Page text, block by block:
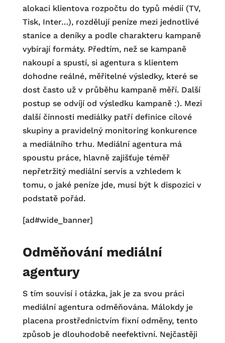
alokaci klientova rozpočtu do typů médií (TV,
Tisk, Inter…), rozdělují peníze mezi jednotlivé
stanice a deníky a podle charakteru kampaně
vybírají formáty. Předtím, než se kampaně
nakoupí a spustí, si agentura s klientem
dohodne reálné, měřitelné výsledky, které se
dost často už v průběhu kampaně měří. Další
postup se odvíjí od výsledku kampaně :). Mezi
další činnosti mediálky patří definice cílové
skupiny a pravidelný monitoring konkurence
a mediálního trhu. Mediální agentura má
spoustu práce, hlavně zajišťuje téměř
nepřetržitý mediální servis a vzhledem k
tomu, o jaké peníze jde, musí být k dispozici v
podstatě pořád.
[ad#wide_banner]
Odměňování mediální
agentury
S tím souvisí i otázka, jak je za svou práci
mediální agentura odměňována. Málokdy je
placena prostřednictvím fixní odměny, tento
způsob je dlouhodobě neefektivní. Nejčastěji